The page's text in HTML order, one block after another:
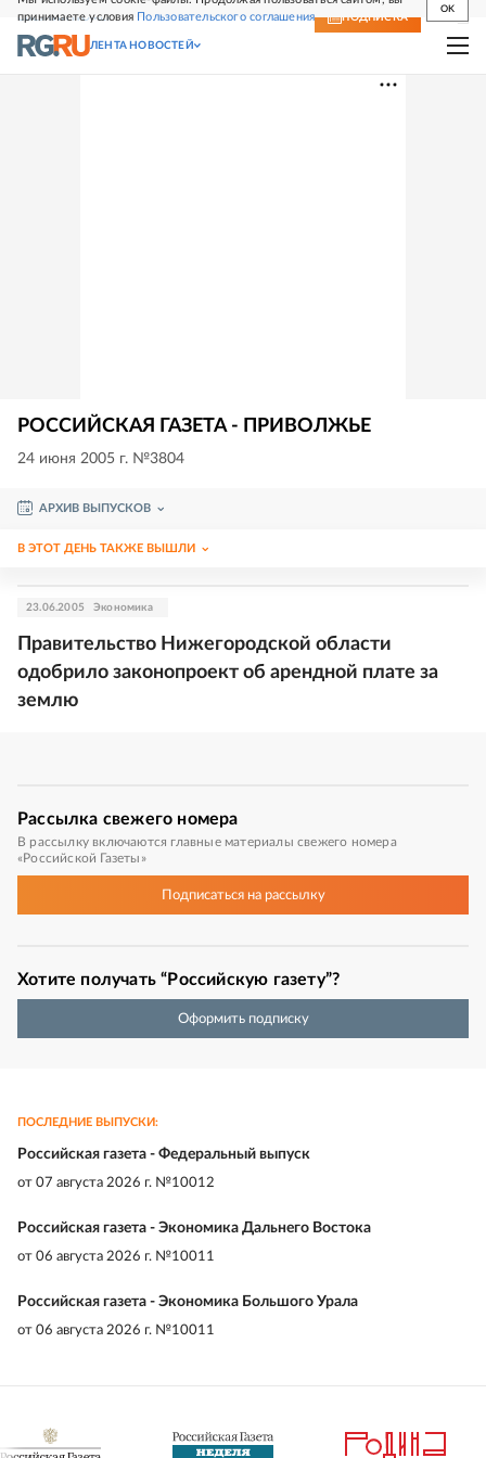
принимаете условия Пользовательского соглашения
OK
СВЕЖИЙ НОМЕР ПОДПИСКА
ЛЕНТА НОВОСТЕЙ
РОССИЙСКАЯ ГАЗЕТА - ПРИВОЛЖЬЕ
24 июня 2005 г. №3804
АРХИВ ВЫПУСКОВ
В ЭТОТ ДЕНЬ ТАКЖЕ ВЫШЛИ
23.06.2005 Экономика
Правительство Нижегородской области
одобрило законопроект об арендной плате за
землю
Рассылка свежего номера
В рассылку включаются главные материалы свежего номера
«Российской Газеты»
Подписатьсяна рассылку
Хотите получать “Российскую газету”?
Оформить подписку
ПОСЛЕДНИЕ ВЫПУСКИ:
Российская газета - Федеральный выпуск
от 07 августа 2026 г. №10012
Российская газета - Экономика Дальнего Востока
от 06 августа 2026 г. №10011
Российская газета - Экономика Большого Урала
от 06 августа 2026 г. №10011